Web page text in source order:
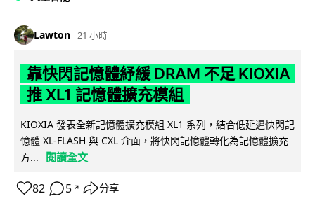
Lawton 21 小時
靠快閃記憶體紓緩 DRAM 不足 KIOXIA
推 XL1 記憶體擴充模組
KIOXIA 發表全新記憶體擴充模組 XL1 系列，結合低延遲快閃記
憶體 XL-FLASH 與 CXL 介面，將快閃記憶體轉化為記憶體擴充
方...
閱讀全文
82 5 ↗ 分享